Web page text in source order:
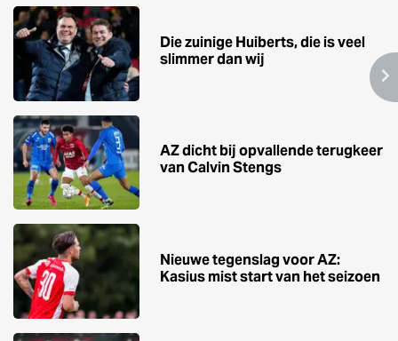
Die zuinige Huiberts, die is veel
slimmer dan wij
AZ dicht bij opvallende terugkeer
van Calvin Stengs
Nieuwe tegenslag voor AZ:
Kasius mist start van het seizoen